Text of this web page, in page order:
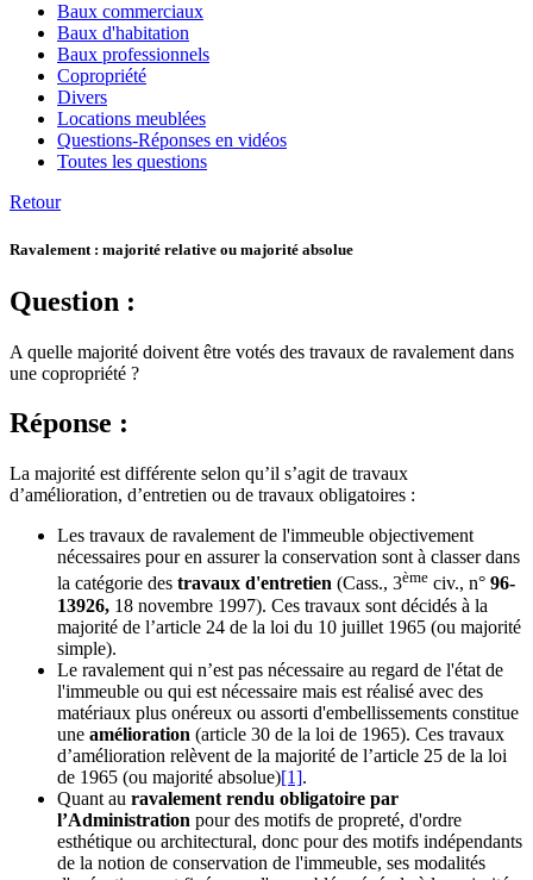
Baux commerciaux
Baux d'habitation
Baux professionnels
Copropriété
Divers
Locations meublées
Questions-Réponses en vidéos
Toutes les questions
Retour
Ravalement : majorité relative ou majorité absolue
Question :
A quelle majorité doivent être votés des travaux de ravalement dans
une copropriété ?
Réponse :
La majorité est différente selon qu’il s’agit de travaux
d’amélioration, d’entretien ou de travaux obligatoires :
Les travaux de ravalement de l'immeuble objectivement
nécessaires pour en assurer la conservation sont à classer dans
la catégorie des travaux d'entretien (Cass., 3ème civ., n° 96-
13926, 18 novembre 1997). Ces travaux sont décidés à la
majorité de l’article 24 de la loi du 10 juillet 1965 (ou majorité
simple).
Le ravalement qui n’est pas nécessaire au regard de l'état de
l'immeuble ou qui est nécessaire mais est réalisé avec des
matériaux plus onéreux ou assorti d'embellissements constitue
une amélioration (article 30 de la loi de 1965). Ces travaux
d’amélioration relèvent de la majorité de l’article 25 de la loi
de 1965 (ou majorité absolue)[1].
Quant au ravalement rendu obligatoire par
l’Administration pour des motifs de propreté, d'ordre
esthétique ou architectural, donc pour des motifs indépendants
de la notion de conservation de l'immeuble, ses modalités